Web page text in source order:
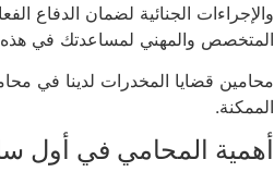
والإجراءات الجنائية لضمان الدفاع
المتخصص والمهني لمساعدتك في
محامين قضايا المخدرات لدينا في
الممكنة.
أهمية المحامي في أول